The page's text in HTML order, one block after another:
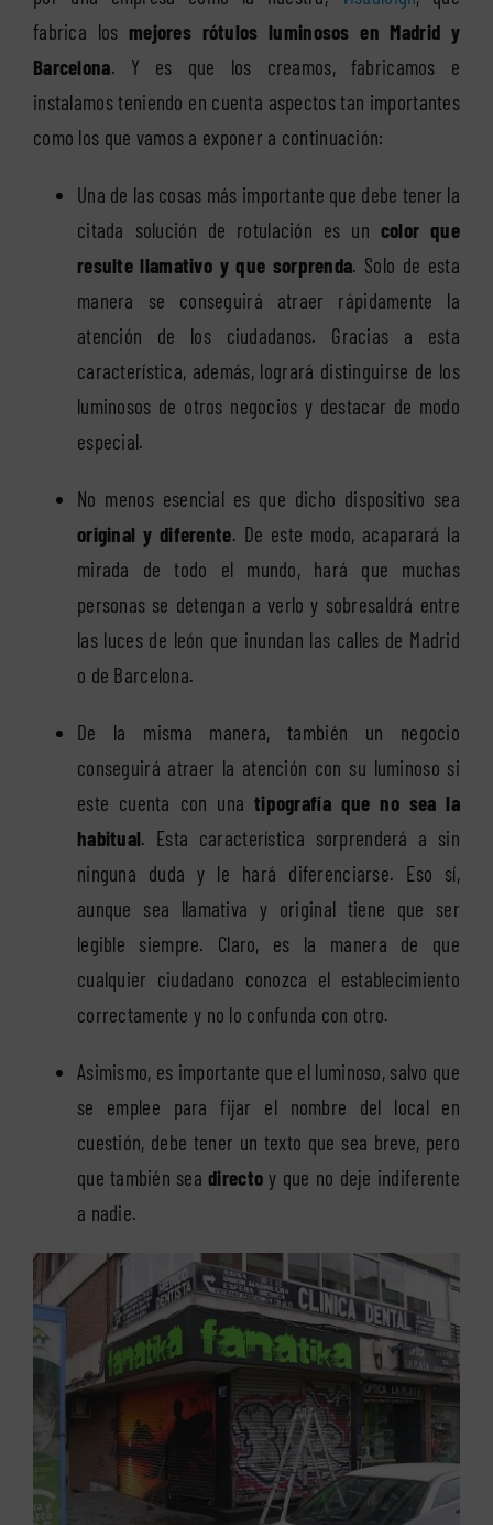
fabrica los mejores rótulos luminosos en Madrid y
Barcelona. Y es que los creamos, fabricamos e
instalamos teniendo en cuenta aspectos tan importantes
como los que vamos a exponer a continuación:
Una de las cosas más importante que debe tener la
citada solución de rotulación es un color que
resulte llamativo y que sorprenda. Solo de esta
manera se conseguirá atraer rápidamente la
atención de los ciudadanos. Gracias a esta
característica, además, logrará distinguirse de los
luminosos de otros negocios y destacar de modo
especial.
No menos esencial es que dicho dispositivo sea
original y diferente. De este modo, acaparará la
mirada de todo el mundo, hará que muchas
personas se detengan a verlo y sobresaldrá entre
las luces de león que inundan las calles de Madrid
o de Barcelona.
De la misma manera, también un negocio
conseguirá atraer la atención con su luminoso si
este cuenta con una tipografía que no sea la
habitual. Esta característica sorprenderá a sin
ninguna duda y le hará diferenciarse. Eso sí,
aunque sea llamativa y original tiene que ser
legible siempre. Claro, es la manera de que
cualquier ciudadano conozca el establecimiento
correctamente y no lo confunda con otro.
Asimismo, es importante que el luminoso, salvo que
se emplee para fijar el nombre del local en
cuestión, debe tener un texto que sea breve, pero
que también seadirecto y que no deje indiferente
a nadie.